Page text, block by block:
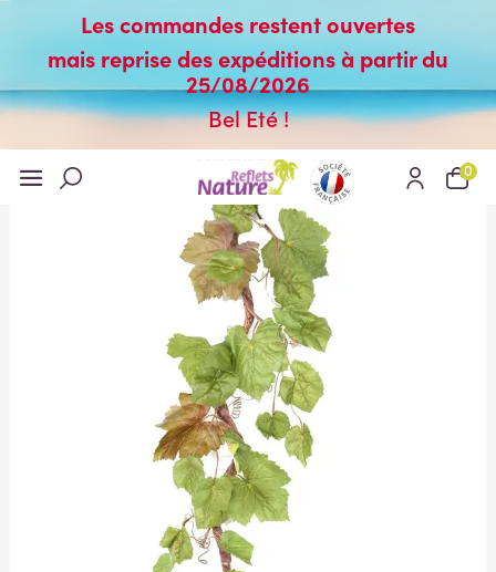
Les commandes restent ouvertes
mais reprise des expéditions à partir du
25/08/2026
Bel Eté !
0